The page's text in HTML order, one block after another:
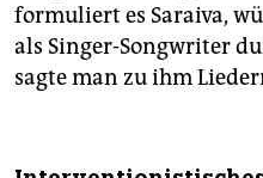
formuliert es Saraiva,
als Singer-Songwriter
sagte man zu ihm